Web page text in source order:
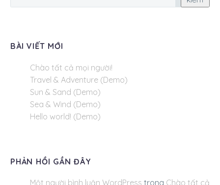
BÀI VIẾT MỚI
Chào tất cả mọi người!
Travel & Adventure (Demo)
Sun & Sand (Demo)
Sea & Wind (Demo)
Hello world! (Demo)
PHẢN HỒI GẦN ĐÂY
Một người bình luận WordPress trong Chào tất cả